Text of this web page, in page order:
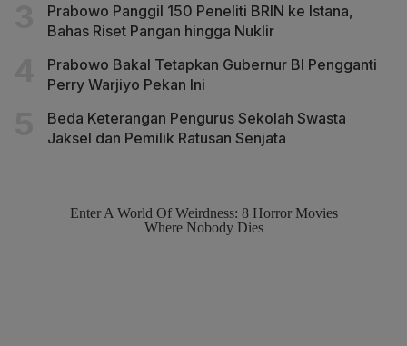
Prabowo Panggil 150 Peneliti BRIN ke Istana,
Bahas Riset Pangan hingga Nuklir
Prabowo Bakal Tetapkan Gubernur BI Pengganti
Perry Warjiyo Pekan Ini
Beda Keterangan Pengurus Sekolah Swasta
Jaksel dan Pemilik Ratusan Senjata